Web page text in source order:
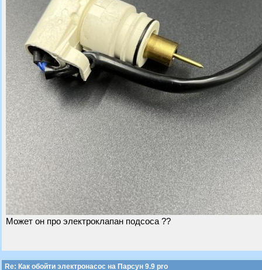
Может он про электроклапан подсоса ??
Re: Как обойти электронасос на Парсун 9.9 pro